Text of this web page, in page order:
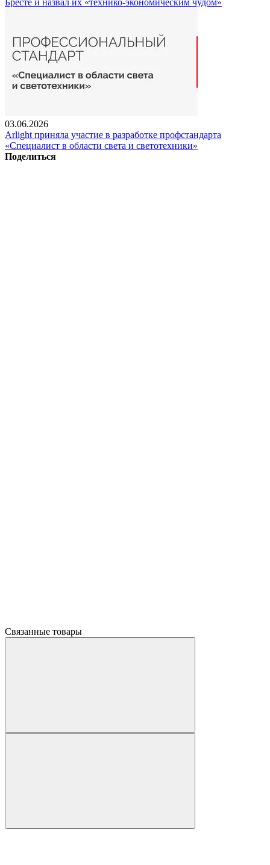
03.06.2026
Arlight приняла участие в разработке профстандарта
«Специалист в области света и светотехники»
Поделиться
Связанные товары